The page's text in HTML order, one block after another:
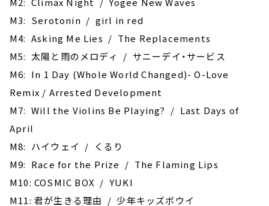
M3: Serotonin / girl in red
M4: Asking Me Lies / The Replacements
M5: 太陽と雨のメロディ / サニーデイ・サービス
M6: In 1 Day (Whole World Changed)- O-Love
Remix / Arrested Development
M7: Will the Violins Be Playing? / Last Days of
April
M8: ハイウェイ / くるり
M9: Race for the Prize / The Flaming Lips
M10: COSMIC BOX / YUKI
M11: 君が生きる理由 / 少年キッズボウイ